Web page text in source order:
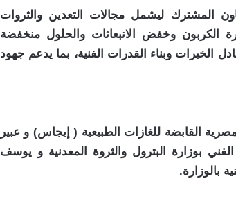
المشترك ليشمل مجالات التعدين والثروات
الكربون وخفض الانبعاثات والحلول منخفضة
الخبرات وبناء القدرات الفنية، بما يدعم جهود
القابضة للغازات الطبيعية ( إيجاس) و عبير
بوزارة البترول والثروة المعدنية و يوسف
بالوزارة.